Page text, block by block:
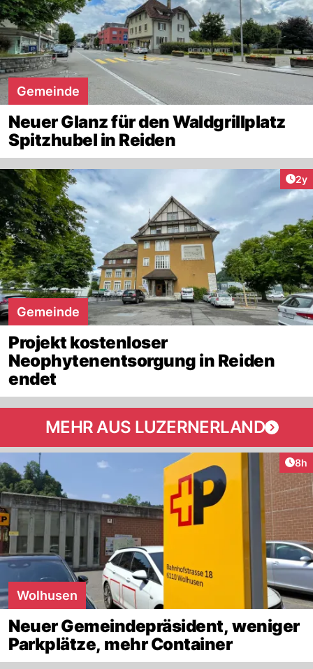
Gemeinde
Neuer Glanz für den Waldgrillplatz
Spitzhubel in Reiden
2y
Gemeinde
Projekt kostenloser
Neophytenentsorgung in Reiden
endet
MEHR AUS LUZERNERLAND
8h
Wolhusen
Neuer Gemeindepräsident, weniger
Parkplätze, mehr Container